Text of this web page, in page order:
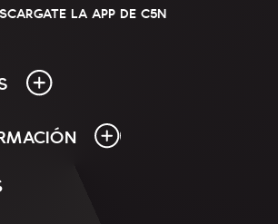
LA APP DE C5N